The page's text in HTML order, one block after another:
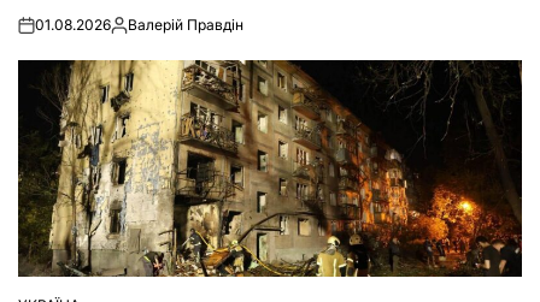
on01.08.2026Опубліковано
Валерій Правдін